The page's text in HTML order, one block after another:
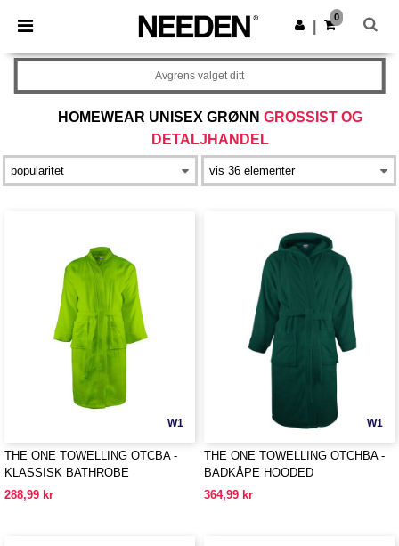
× Needen-app
Bedre priser i appen!
Last ned app
0
HOMEWEAR UNISEX GRØNN GROSSIST OG
DETALJHANDEL
Avgrens valget ditt
W1
THE ONE TOWELLING OTCBA -
KLASSISK BATHROBE
288,99 kr
W1
THE ONE TOWELLING OTCHBA -
BADKÅPE HOODED
364,99 kr